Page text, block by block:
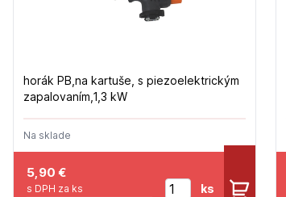
horák PB,na kartuše, s piezoelektrickým
zapalovaním,1,3 kW
Na sklade
5,90 €
s DPH za ks ks